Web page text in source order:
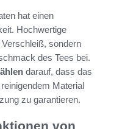
hat einen
Hochwertige
sondern
des Tees bei.
darauf, dass das
Material
zu garantieren.
von